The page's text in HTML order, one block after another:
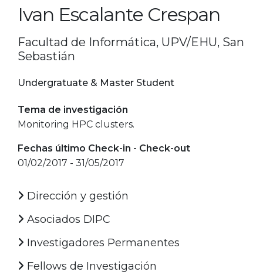
Ivan Escalante Crespan
Facultad de Informática, UPV/EHU, San
Sebastián
Undergratuate & Master Student
Tema de investigación
Monitoring HPC clusters.
Fechas último Check-in - Check-out
01/02/2017 - 31/05/2017
Dirección y gestión
Asociados DIPC
Investigadores Permanentes
Fellows de Investigación